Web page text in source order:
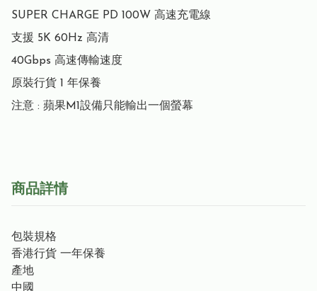
SUPER CHARGE PD 100W 高速充電線
支援 5K 60Hz 高清
40Gbps 高速傳輸速度
原裝行貨 1 年保養
注意 : 蘋果M1設備只能輸出一個螢幕
商品詳情
包裝規格
香港行貨 一年保養
產地
中國